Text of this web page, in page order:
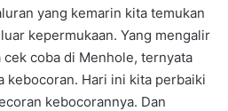
yang kemarin kita temukan
kepermukaan. Yang mengalir
coba di Menhole, ternyata
kebocoran. Hari ini kita perbaiki
kebocorannya. Dan